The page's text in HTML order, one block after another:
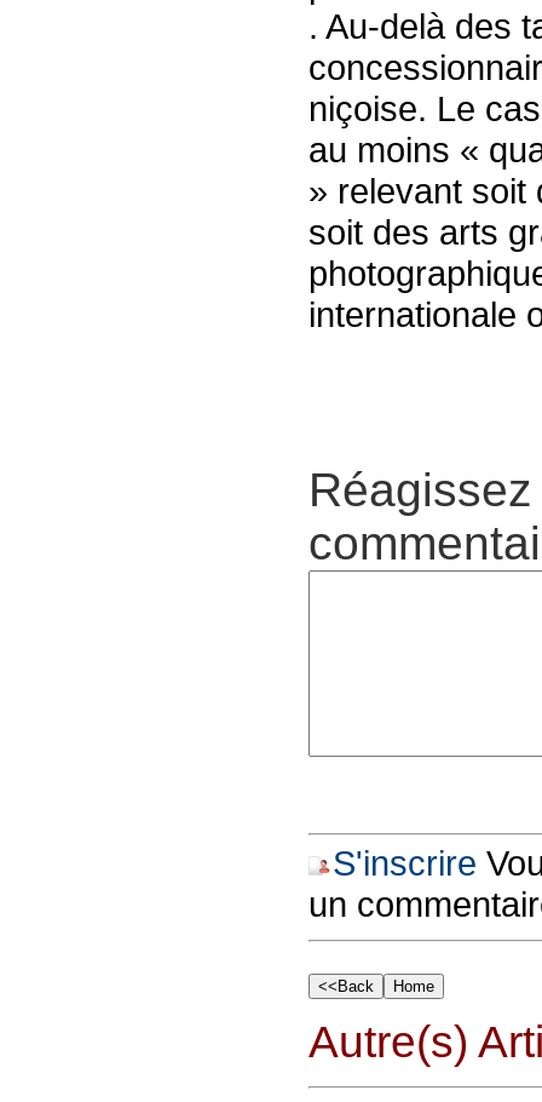
. Au-delà des
niçoise. Le
au moins «
» relevant soit
soit des arts
internationale
S'inscrire
un
Autre(s)